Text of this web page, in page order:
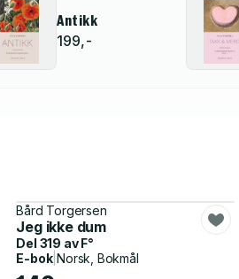
Antikk
199,-
Bård Torgersen
Jeg ikke dum
Del 319 avF°
E-bok|Norsk, Bokmål